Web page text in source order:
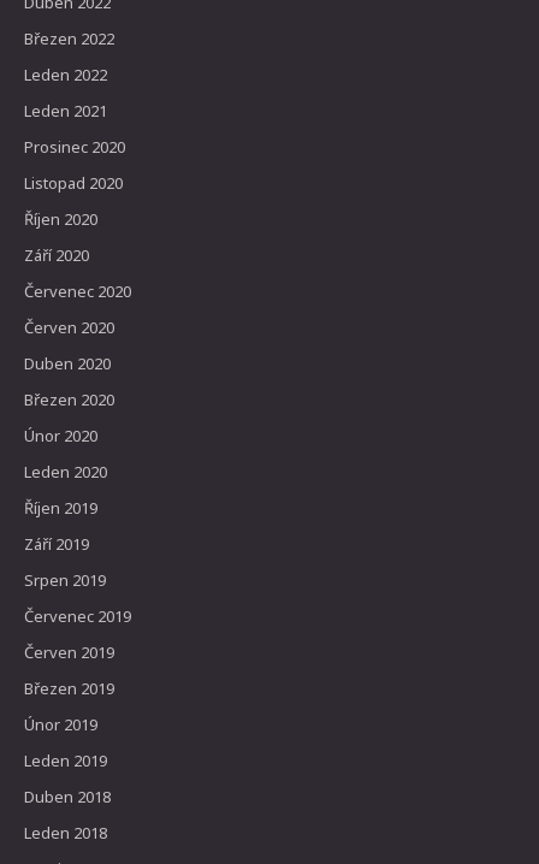
Březen 2022
Leden 2022
Leden 2021
Prosinec 2020
Listopad 2020
Říjen 2020
Září 2020
Červenec 2020
Červen 2020
Duben 2020
Březen 2020
Únor 2020
Leden 2020
Říjen 2019
Září 2019
Srpen 2019
Červenec 2019
Červen 2019
Březen 2019
Únor 2019
Leden 2019
Duben 2018
Leden 2018